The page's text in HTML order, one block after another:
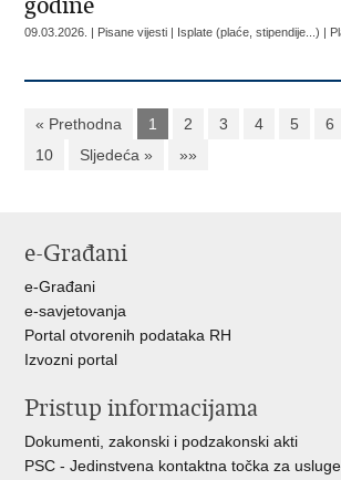
09.03.2026. | Pisane vijesti | Isplate (plaće, stipendije...) |
« Prethodna 1 2 3 4 5 6
10
Sljedeća » »»
e-Građani
e-Građani
e-savjetovanja
Portal otvorenih podataka RH
Izvozni portal
Pristup informacijama
Dokumenti, zakonski i podzakonski akti
PSC - Jedinstvena kontaktna točka za usluge